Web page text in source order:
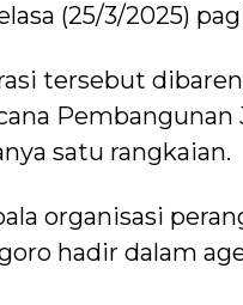
(25/3/2025)
tersebut
Pembangunan
satu rangkaian.
organisasi
hadir dalam